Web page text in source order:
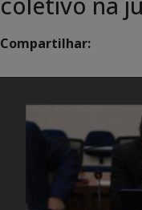
Compartilhar: